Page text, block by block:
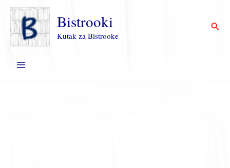
Пређи
садржај
Bistrooki
Kutak za Bistrooke